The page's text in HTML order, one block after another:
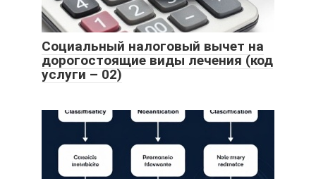
Социальный налоговый вычет на
дорогостоящие виды лечения (код
услуги – 02)